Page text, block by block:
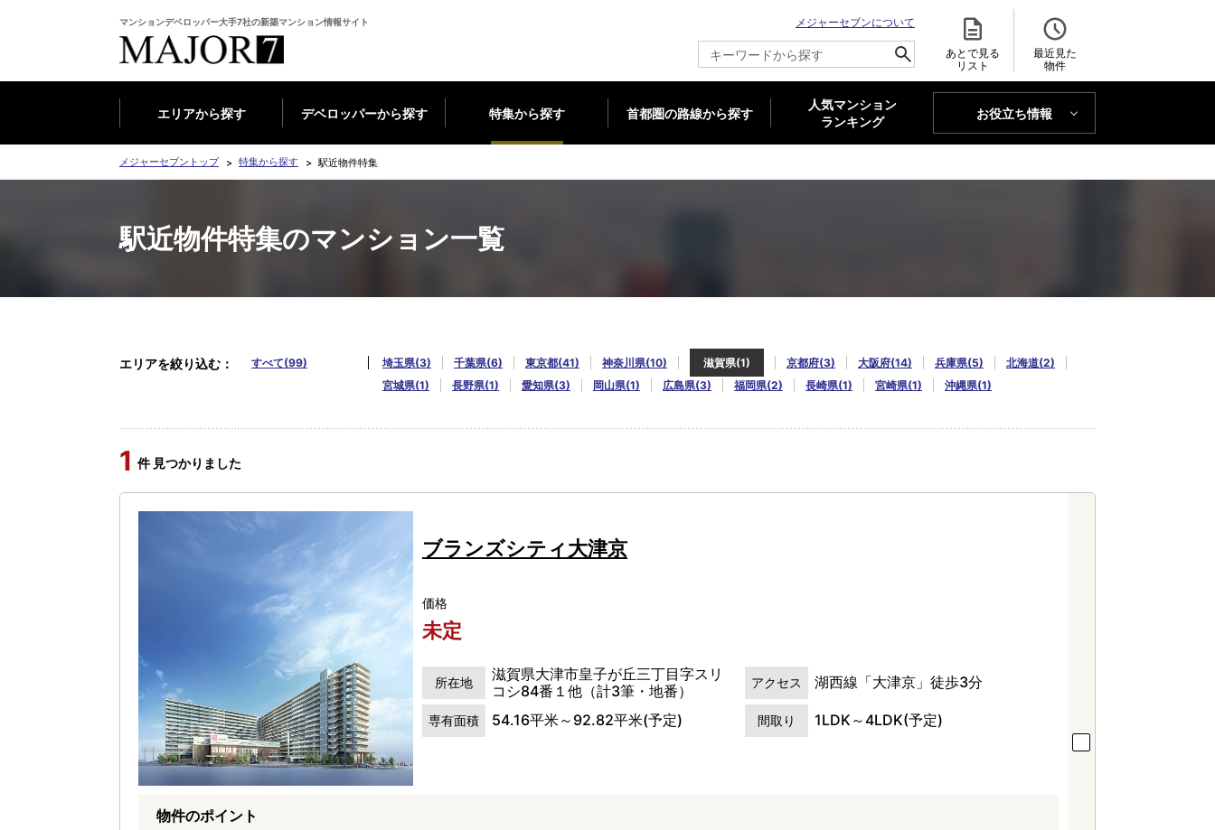
マンションデベロッパー大手7社の新築マンション情報サイト
メジャーセブンについて
あとで見る
リスト
最近見た
物件
エリアから探す デベロッパーから探す 特集から探す 首都圏の路線から探す
人気マンション
ランキング
お役立ち情報
MAJOR'S BLOG
メジャーセブントップ 特集から探す 駅近物件特集
駅近物件特集のマンション一覧
エリアを絞り込む すべて(99) 埼玉県(3) 千葉県(6) 東京都(41) 神奈川県(10) 滋賀県(1) 京都府(3) 大阪府(14) 兵庫県(5)
北海道(2)
宮城県(1)
長野県(1) 愛知県(3) 岡山県(1) 広島県(3) 福岡県(2) 長崎県(1) 宮崎県(1) 沖縄県(1)
1 件 見つかりました
ブランズシティ大津京
価格
未定
所在地
滋賀県大津市皇子が丘三丁目字スリ
コシ84番１他（計3筆・地番）
アクセス 湖西線「大津京」徒歩3分
専有面積 54.16平米～92.82平米(予定) 間取り 1LDK～4LDK(予定)
物件のポイント